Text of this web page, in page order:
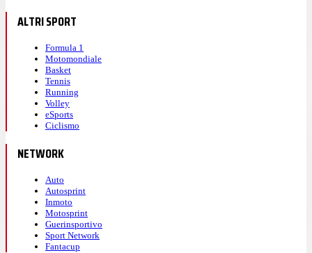
ALTRI SPORT
Formula 1
Motomondiale
Basket
Tennis
Running
Volley
eSports
Ciclismo
NETWORK
Auto
Autosprint
Inmoto
Motosprint
Guerinsportivo
Sport Network
Fantacup